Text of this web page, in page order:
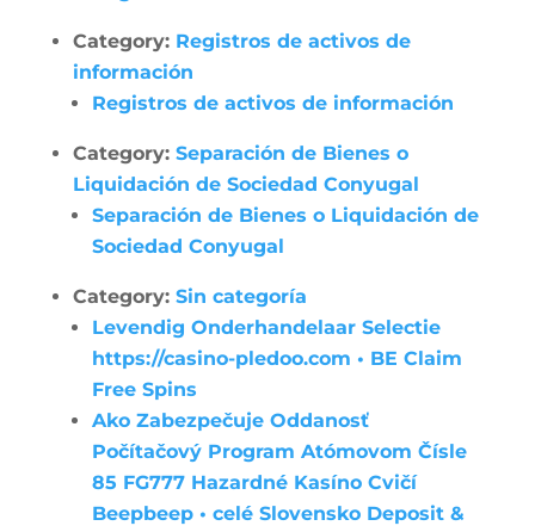
Category: Registros de activos de
información
Registros de activos de información
Category: Separación de Bienes o
Liquidación de Sociedad Conyugal
Separación de Bienes o Liquidación de
Sociedad Conyugal
Category: Sin categoría
Levendig Onderhandelaar Selectie
https://casino-pledoo.com • BE Claim
Free Spins
Ako Zabezpečuje Oddanosť
Počítačový Program Atómovom Čísle
85 FG777 Hazardné Kasíno Cvičí
Beepbeep • celé Slovensko Deposit &